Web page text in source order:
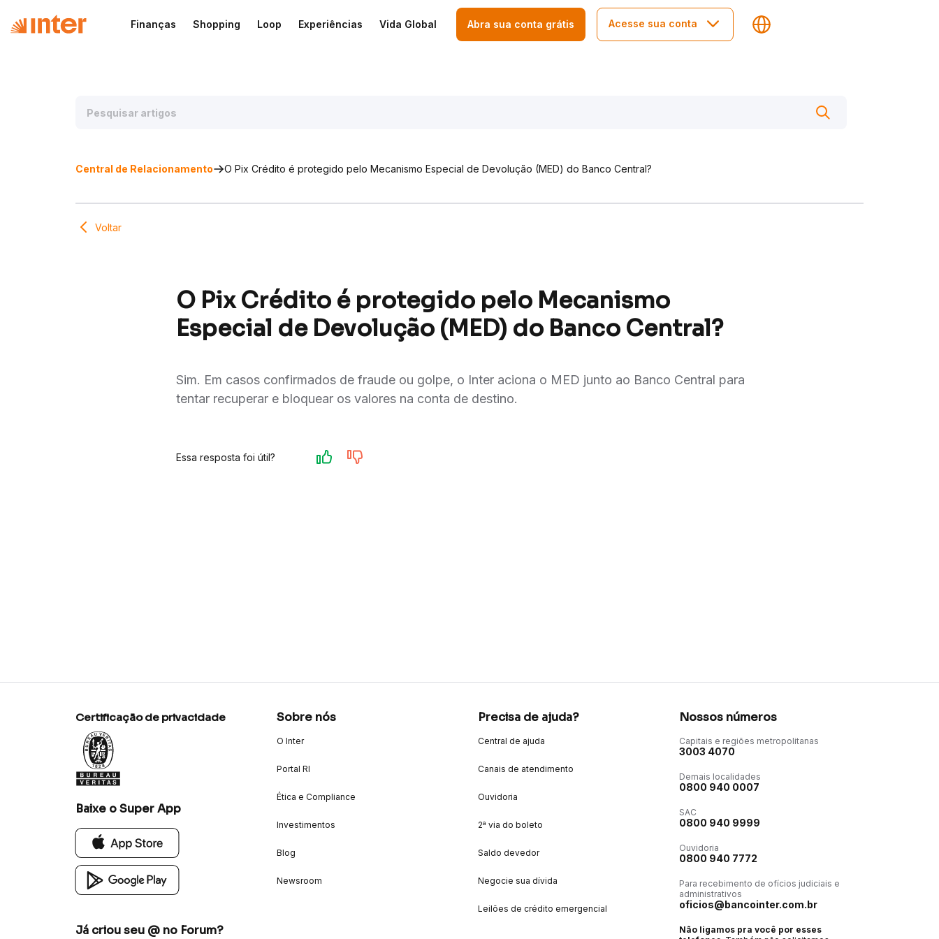
Finanças Shopping Loop Experiências Vida Global Abra sua conta grátis Acesse sua conta
Central de Relacionamento O Pix Crédito é protegido pelo Mecanismo Especial de Devolução (MED) do Banco Central?
Voltar
O Pix Crédito é protegido pelo Mecanismo
Especial de Devolução (MED) do Banco Central?
Sim. Em casos confirmados de fraude ou golpe, o Inter aciona o MED junto ao Banco Central para
tentar recuperar e bloquear os valores na conta de destino.
Essa resposta foi útil?
Certificação de privacidade
Baixe o Super App
Já criou seu @ no Forum?
Sobre nós
O Inter
Portal RI
Ética e Compliance
Investimentos
Blog
Newsroom
Precisa de ajuda?
Central de ajuda
Canais de atendimento
Ouvidoria
2ª via do boleto
Saldo devedor
Negocie sua dívida
Leilões de crédito emergencial
Nossos números
Capitais e regiões metropolitanas
3003 4070
Demais localidades
0800 940 0007
SAC
0800 940 9999
Ouvidoria
0800 940 7772
Para recebimento de ofícios judiciais e
administrativos
oficios@bancointer.com.br
Não ligamos pra você por esses